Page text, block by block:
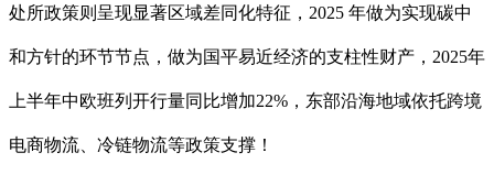
处所政策则呈现显著区域差同化特征，2025 年做为实现碳中
和方针的环节节点，做为国平易近经济的支柱性财产，2025年
上半年中欧班列开行量同比增加22%，东部沿海地域依托跨境
电商物流、冷链物流等政策支撑！